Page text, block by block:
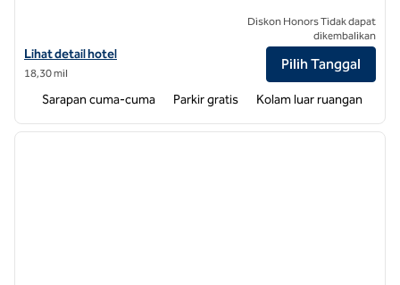
Lihat detail hotel untuk Homewood Suites by Hilton Raleigh-
Lihat detail hotel
18,30 mil
Diskon Honors Tidak dapat
dikembalikan
Pilih Tanggal
Sarapan cuma-cuma Parkir gratis Kolam luar ruangan
1 dari 12